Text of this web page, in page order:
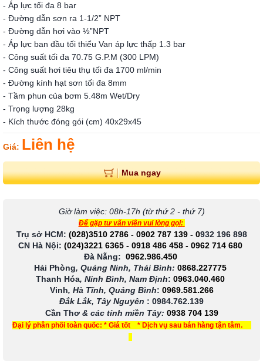
- Áp lực tối đa 8 bar
- Đường dẫn sơn ra 1-1/2” NPT
- Đường dẫn hơi vào ½”NPT
- Áp lực ban đầu tối thiểu Van áp lực thấp 1.3 bar
- Công suất tối đa 70.75 G.P.M (300 LPM)
- Công suất hơi tiêu thụ tối đa 1700 ml/min
- Đường kính hạt sơn tối đa 8mm
- Tầm phun của bơm 5.48m Wet/Dry
- Trọng lượng 28kg
- Kích thước đóng gói (cm) 40x29x45
Giá: Liên hệ
Mua ngay
Giờ làm việc: 08h-17h (từ thứ 2 - thứ 7)
Để gặp tư vấn viên vui lòng gọi:
Trụ sở HCM: (028)3510 2786 - 0902 787 139- 0932 196 898
CN Hà Nội: (024)3221 6365 - 0918 486 458 - 0962 714 680
Đà Nẵng: 0962.986.450
Hải Phòng, Quảng Ninh, Thái Bình: 0868.227775
Thanh Hóa, Ninh Bình, Nam Định: 0963.040.460
Vinh, Hà Tĩnh, Quảng Bình: 0969.581.266
Đắk Lắk, Tây Nguyên : 0984.762.139
Cần Thơ & các tỉnh miền Tây: 0938 704 139
Đại lý phân phối toàn quốc: * Giá tốt * Dịch vụ sau bán hàng tận tâm.